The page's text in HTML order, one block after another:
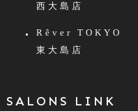
西大島店
Rêver TOKYO
東大島店
SALONS LINK